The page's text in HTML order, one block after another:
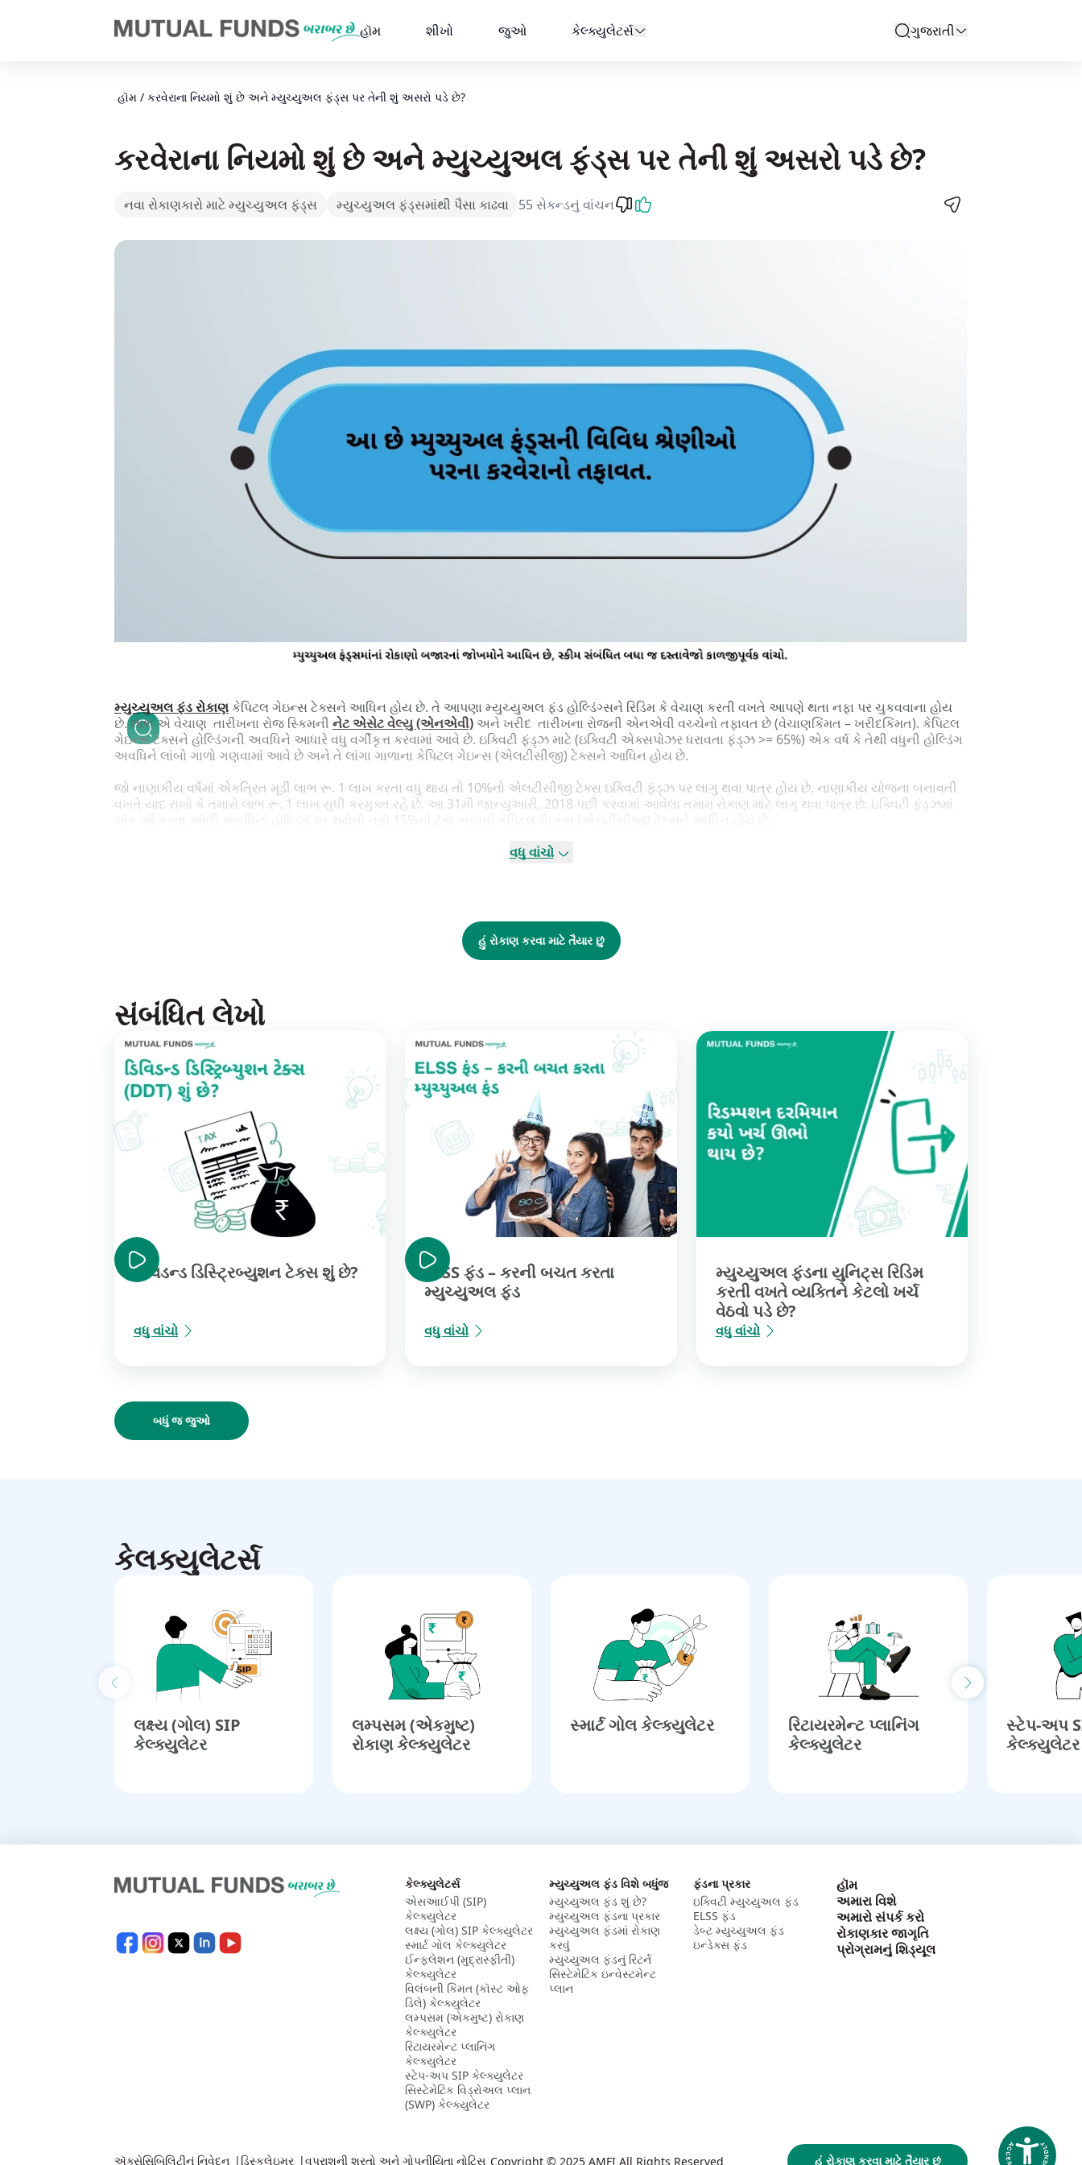
હૉમ
શીખો જુઓ કેલ્ક્યુલેટર્સ search
ગુજરાતી
હૉમ / કરવેરાના નિયમો શું છે અને મ્યુચ્યુઅલ ફંડ્સ પર તેની શું અસરો પડે છે?
કરવેરાના નિયમો શું છે અને મ્યુચ્યુઅલ ફંડ્સ પર તેની શું અસરો પડે છે?
નવા રોકાણકારો માટે મ્યુચ્યુઅલ ફંડ્સ મ્યુચ્યુઅલ ફંડ્સમાંથી પૈસા કાઢવા 55 સેકન્ડનું વાંચન
મ્યુચ્યુઅલ ફંડ રોકાણ કેપિટલ ગેઇન્સ ટેક્સને આધિન હોય છે. તે આપણા મ્યુચ્યુઅલ ફંડ હોલ્ડિંગ્સને રિડિમ કે વેચાણ કરતી વખતે આપણે થતા નફા પર ચુકવવાના હોય
છે. લાભ એ વેચાણ તારીખના રોજ સ્કિમની નેટ એસેટ વેલ્યુ (એનએવી) અને ખરીદ તારીખના રોજની એનએવી વચ્ચેનો તફાવત છે (વેચાણકિંમત – ખરીદકિંમત). કેપિટલ
ગેઇન્સ ટેક્સને હોલ્ડિંગની અવધિને આધારે વધુ વર્ગીકૃત્ત કરવામાં આવે છે. ઇક્વિટી ફંડ્ઝ માટે (ઇક્વિટી એક્સપોઝર ધરાવતા ફંડ્ઝ >= 65%) એક વર્ષ કે તેથી વધુની હોલ્ડિંગ
અવધિને લાંબો ગાળો ગણવામાં આવે છે અને તે લાંગા ગાળાના કેપિટલ ગેઇન્સ (એલટીસીજી) ટેક્સને આધિન હોય છે.
જો નાણાકીય વર્ષમાં એકત્રિત મૂડી લાભ રૂ. 1 લાખ કરતા વધુ થાય તો 10%નો એલટીસીજી ટેક્સ ઇક્વિટી ફંડ્ઝ પર લાગુ થવા પાત્ર હોય છે. નાણાકીય યોજના બનાવતી
વખતે યાદ રાખો કે તમારો લાભ રૂ. 1 લાખ સુધી કરમુક્ત રહે છે. આ 31મી જાન્યુઆરી, 2018 પછી કરવામાં આવેલા તમામ રોકાણ માટે લાગુ થવા પાત્ર છે. ઇક્વિટી ફંડ્ઝમાં
એક વર્ષ કરતા ઓછી અવધિનાં હોલ્ડિંગ પર થયેલો નફો 15%નો ટૂંકા ગાળાનો કેપિટલ ગેઇન્સ (એસટીસીજી) ટેક્સને આધિન હોય છે.
બિન-ઇક્વિટી ફંડ્ઝના (ડેટ ફંડ્ઝ) કિસ્સામાં લાંબા ગાળાને 3 વર્ષ કે તેથી વધુની હોલ્ડિંગ અવધિ તરીકે વ્યાખ્યાયિત કરવામાં આવે છે અને ઇન્ડેક્સેશન સાથેનાં આવા હોલ્ડિંગ્સ
વધુ વાંચો
હું રોકાણ કરવા માટે તૈયાર છું
સંબંધિત લેખો
ડિવિડન્ડ ડિસ્ટ્રિબ્યુશન ટેક્સ શું છે?
વધુ વાંચો
ELSS ફંડ – કરની બચત કરતા
મ્યુચ્યુઅલ ફંડ
વધુ વાંચો
મ્યુચ્યુઅલ ફંડના યુનિટ્સ રિડિમ
કરતી વખતે વ્યક્તિને કેટલો ખર્ચ
વેઠવો પડે છે?
વધુ વાંચો
બધું જ જુઓ
કેલક્યુલેટર્સ
લક્ષ્ય (ગોલ) SIP
કેલ્ક્યુલેટર​
લમ્પસમ (એકમુષ્ટ)
રોકાણ કેલ્ક્યુલેટર​
સ્માર્ટ ગોલ કેલ્ક્યુલેટર
રિટાયરમેન્ટ પ્લાનિંગ
કેલ્ક્યુલેટર​
સ્ટેપ-અપ
કેલ્ક્યુલેટર
Previous slide Next slide
કેલ્ક્યુલેટર્સ
એસઆઈપી (SIP)
કેલ્ક્યુલેટર​
લક્ષ્ય (ગોલ) SIP કેલ્ક્યુલેટર​
સ્માર્ટ ગોલ કેલ્ક્યુલેટર
ઈન્ફ્લેશન (મુદ્રાસ્ફીતી)
કેલ્ક્યુલેટર​
વિલંબની કિંમત (કૉસ્ટ ઓફ
ડિલે) કેલ્ક્યુલેટર​
લમ્પસમ (એકમુષ્ટ) રોકાણ
કેલ્ક્યુલેટર​
રિટાયરમેન્ટ પ્લાનિંગ
કેલ્ક્યુલેટર​
સ્ટેપ-અપ SIP કેલ્ક્યુલેટર
સિસ્ટેમેટિક વિડ્રોઅલ પ્લાન
(SWP) કેલ્ક્યુલેટર
મ્યુચ્યુઅલ ફંડ વિશે બધુંજ
મ્યુચ્યુઅલ ફંડ શું છે?
મ્યુચ્યુઅલ ફંડના પ્રકાર
મ્યુચ્યુઅલ ફંડમાં રોકાણ
કરવું
મ્યુચ્યુઅલ ફંડનું રિટર્ન
સિસ્ટેમેટિક ઇન્વેસ્ટમેન્ટ
પ્લાન
ફંડના પ્રકાર
ઇક્વિટી મ્યુચ્યુઅલ ફંડ
ELSS ફંડ
ડેબ્ટ મ્યુચ્યુઅલ ફંડ
ઇન્ડેક્સ ફંડ
હૉમ
અમારા વિશે
અમારો સંપર્ક કરો
રોકાણકાર જાગૃતિ
પ્રોગ્રામનું શિડ્યૂલ
ઍક્સેસિબિલિટીનું નિવેદન | ડિસ્કલેઇમર |વપરાશની શરતો અને ગોપનીયિતા નોટિસ Copyright © 2025 AMFI All Rights Reserved હું રોકાણ કરવા માટે તૈયાર છું